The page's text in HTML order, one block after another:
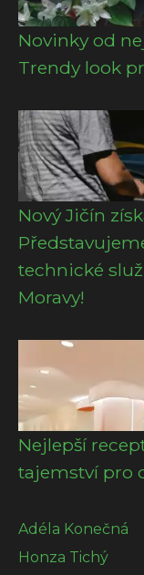
Novinky od
Trendy look
Nový Jičín
technické
Moravy!
Nejlepší
tajemství pro
Adéla Konečná
Honza Tichý